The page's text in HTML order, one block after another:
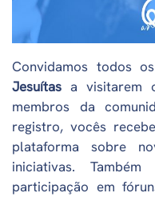
Convidamos todos
Jesuítas a visitarem
membros da
registro, vocês
plataforma sobre
iniciativas.
participação em